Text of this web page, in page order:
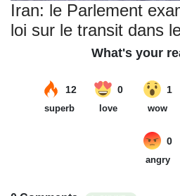
Iran: le Parlement
loi sur le transit dans